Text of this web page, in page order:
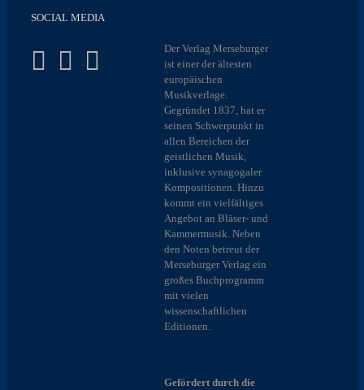
SOCIAL MEDIA
Der Verlag Merseburger
ist einer der ältesten
europäischen
Musikverlage.
Gegründet 1837, hat er
seinen Schwerpunkt in
allen Bereichen der
geistlichen Musik,
inklusive synagogaler
Kompositionen. Hinzu
kommt ein vielfältiges
Angebot an Bläser- und
Kammermusik. Neben
den Noten betreut der
Merseburger Verlag ein
großes Buchprogramm
mit vielen
wissenschaftlichen
Editionen.
Gefördert durch die